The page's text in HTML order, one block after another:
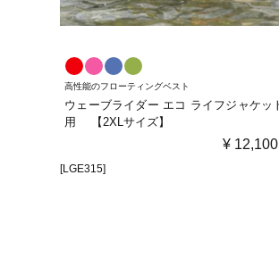
高性能のフローティングベスト
ウェーブライダー エコ ライフジャケッ
用 【2XLサイズ】
¥ 12,100
[LGE315]